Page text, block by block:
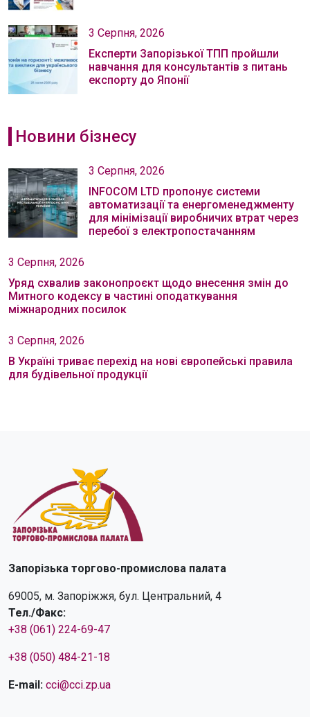
3 Серпня, 2026
Експерти Запорізької ТПП пройшли
навчання для консультантів з питань
експорту до Японії
Новини бізнесу
3 Серпня, 2026
INFOCOM LTD пропонує системи
автоматизації та енергоменеджменту
для мінімізації виробничих втрат через
перебої з електропостачанням
3 Серпня, 2026
Уряд схвалив законопроєкт щодо внесення змін до
Митного кодексу в частині оподаткування
міжнародних посилок
3 Серпня, 2026
В Україні триває перехід на нові європейські правила
для будівельної продукції
Запорізька торгово-промислова палата
69005, м. Запоріжжя, бул. Центральний, 4
Тел./Факс:
+38 (061) 224-69-47
+38 (050) 484-21-18
E-mail: cci@cci.zp.ua